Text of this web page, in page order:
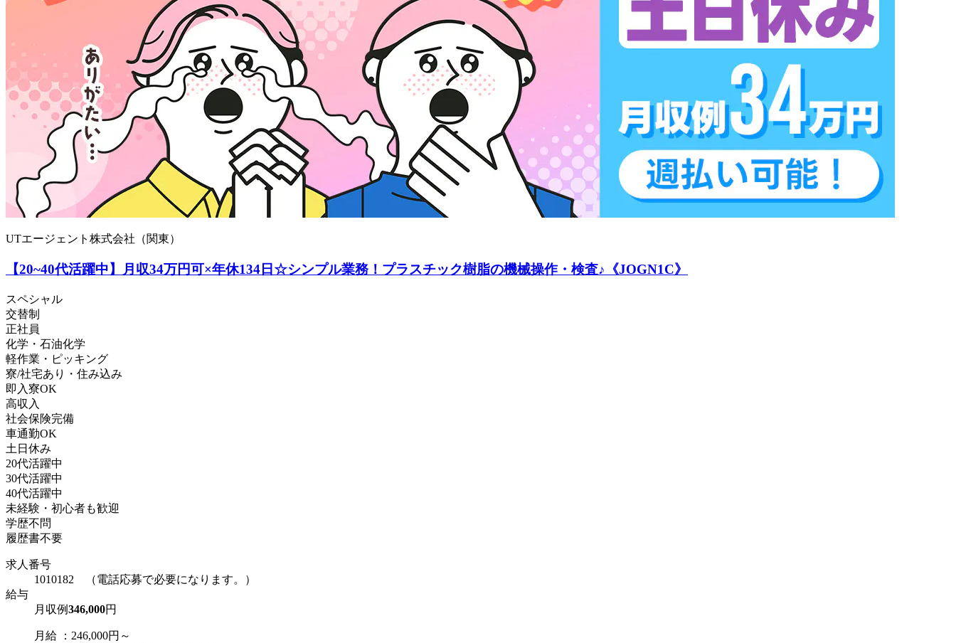
UTエージェント株式会社（関東）
【20~40代活躍中】月収34万円可×年休134日☆シンプル業務！プラスチック樹脂の機械操作・検査♪《JOGN1C》
スペシャル
交替制
正社員
化学・石油化学
軽作業・ピッキング
寮/社宅あり・住み込み
即入寮OK
高収入
社会保険完備
車通勤OK
土日休み
20代活躍中
30代活躍中
40代活躍中
未経験・初心者も歓迎
学歴不問
履歴書不要
求人番号
1010182 （電話応募で必要になります。）
給与
月収例346,000円
月給 ：246,000円～